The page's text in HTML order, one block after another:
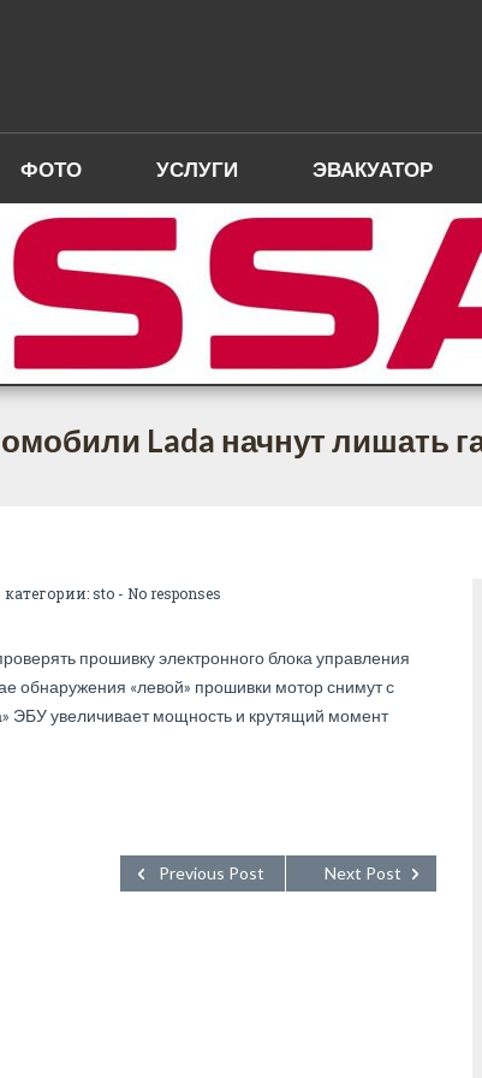
ФОТО УСЛУГИ ЭВАКУАТОР
Lada начнут лишать
категории:sto - No responses
прошивку электронного блока управления
обнаружения «левой» прошивки мотор снимут с
ЭБУ увеличивает мощность и крутящий момент
Next Post
Previous Post